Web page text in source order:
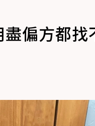
偏方都